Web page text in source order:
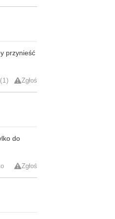
przynieść
1 Zgłoś
do
Zgłoś